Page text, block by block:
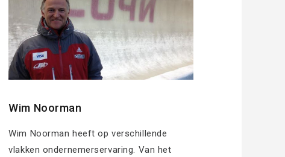
Wim Noorman
Wim Noorman heeft op verschillende
vlakken ondernemerservaring. Van het